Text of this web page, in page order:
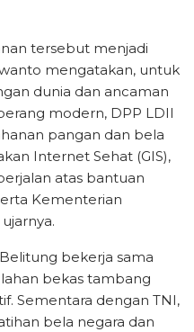
tersebut menjadi
mengatakan, untuk
dunia dan ancaman
modern, DPP LDII
pangan dan bela
Internet Sehat (GIS),
atas bantuan
Kementerian
bekerja sama
bekas tambang
Sementara dengan TNI,
bela negara dan